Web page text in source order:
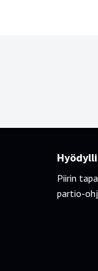
Piirin
partio-